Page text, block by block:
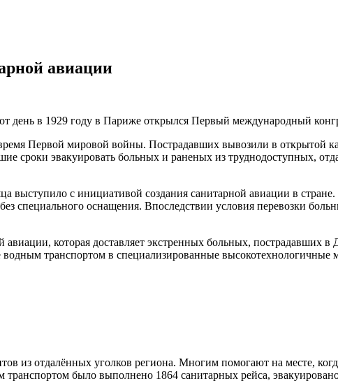
авиации
день в 1929 году в Париже открылся Первый международный
Первой мировой войны. Пострадавших вывозили в открытой
сроки эвакуировать больных и раненых из труднодоступных,
выступило с инициативой создания санитарной авиации в
специального оснащения. Впоследствии условия перевозки
которая доставляет экстренных больных, пострадавших в
транспортом в специализированные высокотехнологичные
из отдалённых уголков региона. Многим помогают на месте,
транспортом было выполнено 1864 санитарных рейса,